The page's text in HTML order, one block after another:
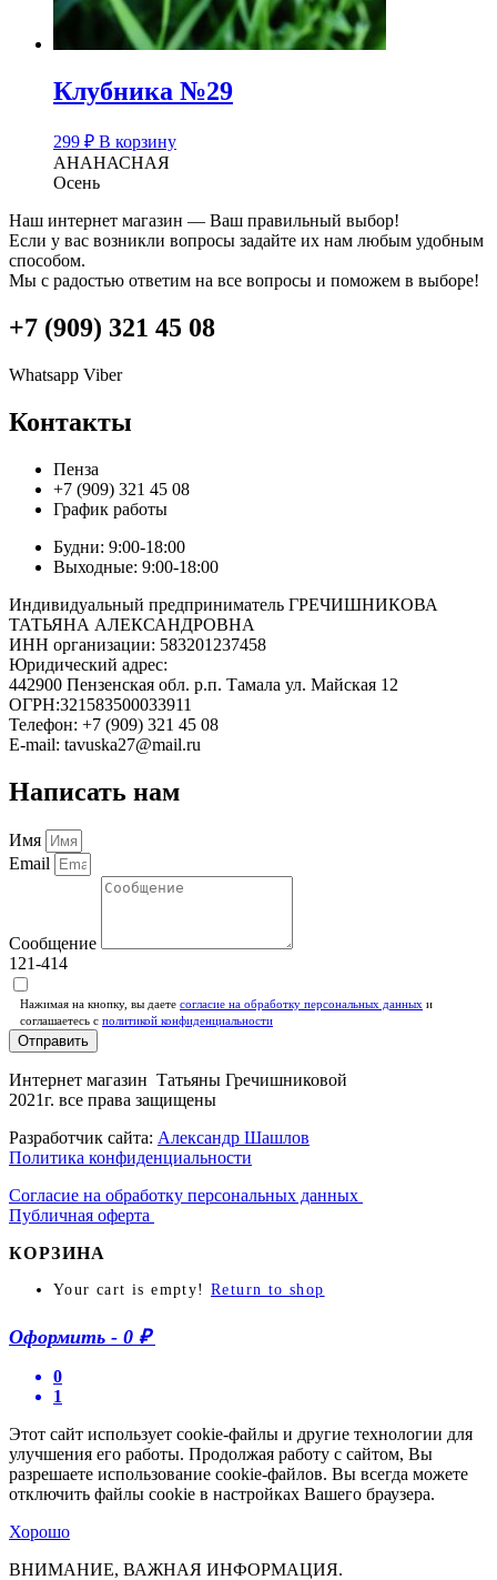
Клубника №29
299 ₽ В корзину
АНАНАСНАЯ
Осень
Наш интернет магазин — Ваш правильный выбор!
Если у вас возникли вопросы задайте их нам любым удобным
способом.
Мы с радостью ответим на все вопросы и поможем в выборе!
+7 (909) 321 45 08
Whatsapp Viber
Контакты
Пенза
+7 (909) 321 45 08
График работы
Будни: 9:00-18:00
Выходные: 9:00-18:00
Индивидуальный предприниматель ГРЕЧИШНИКОВА
ТАТЬЯНА АЛЕКСАНДРОВНА
ИНН организации: 583201237458
Юридический адрес:
442900 Пензенская обл. р.п. Тамала ул. Майская 12
ОГРН:321583500033911
Телефон: +7 (909) 321 45 08
E-mail: tavuska27@mail.ru
Написать нам
Имя
Email
Сообщение
121-414
Нажимая на кнопку, вы даете согласие на обработку персональных данных и
соглашаетесь c политикой конфиденциальности
Отправить
Интернет магазин Татьяны Гречишниковой
2021г. все права защищены
Разработчик сайта: Александр Шашлов
Политика конфиденциальности
Согласие на обработку персональных данных
Публичная оферта
КОРЗИНА
Your cart is empty! Return to shop
Оформить - 0 ₽
0
1
Этот сайт использует cookie-файлы и другие технологии для
улучшения его работы. Продолжая работу с сайтом, Вы
разрешаете использование cookie-файлов. Вы всегда можете
отключить файлы cookie в настройках Вашего браузера.
Хорошо
ВНИМАНИЕ, ВАЖНАЯ ИНФОРМАЦИЯ.